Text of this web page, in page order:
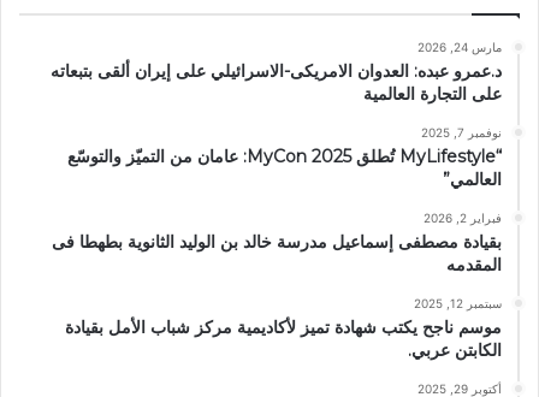
مارس 24, 2026
د.عمرو عبده: العدوان الامريكى-الاسرائيلي على إيران ألقى بتبعاته
على التجارة العالمية
نوفمبر 7, 2025
“MyLifestyle تُطلق MyCon 2025: عامان من التميّز والتوسّع
العالمي”
فبراير 2, 2026
بقيادة مصطفى إسماعيل مدرسة خالد بن الوليد الثانوية بطهطا فى
المقدمه
سبتمبر 12, 2025
موسم ناجح يكتب شهادة تميز لأكاديمية مركز شباب الأمل بقيادة
الكابتن عربي.
أكتوبر 29, 2025